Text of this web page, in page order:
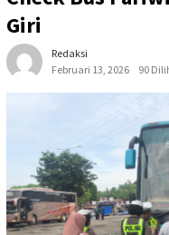
Giri
Redaksi
Februari 13, 2026
90